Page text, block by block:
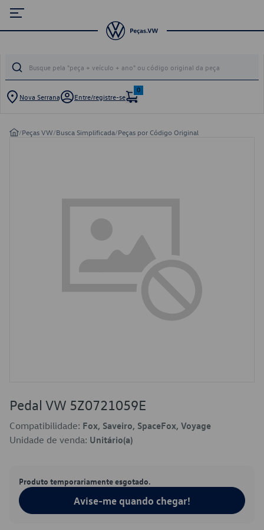
Nova Serrana Entre/registre-se
0
/Peças VW/Busca Simplificada/Peças por Código Original
Pedal VW 5Z0721059E
Compatibilidade: Fox, Saveiro, SpaceFox, Voyage
Unidade de venda: Unitário(a)
Produto temporariamente esgotado.
Avise-me quando chegar!